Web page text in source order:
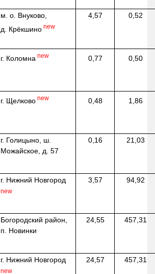
м. о. Внуково,
д. Крёкшино new
4,57 0,52
г. Коломна new 0,77 0,50
г. Щелково new 0,48 1,86
г. Голицыно, ш.
Можайское, д. 57
0,16 21,03
г. Нижний Новгород
new
3,57 94,92
Богородский район,
п. Новинки
24,55 457,31
г. Нижний Новгород
new
24,57 457,31